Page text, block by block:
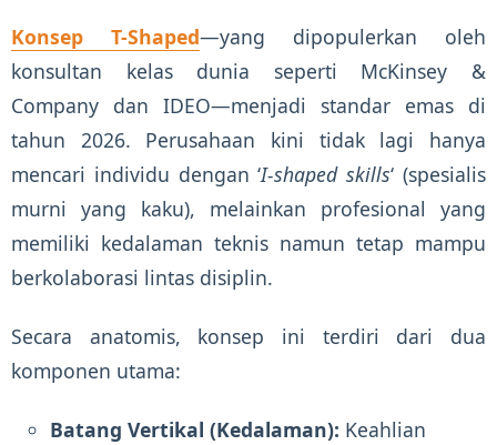
Konsep T-Shaped—yang dipopulerkan oleh
konsultan kelas dunia seperti McKinsey &
Company dan IDEO—menjadi standar emas di
tahun 2026. Perusahaan kini tidak lagi hanya
mencari individu dengan ‘I-shaped skills‘ (spesialis
murni yang kaku), melainkan profesional yang
memiliki kedalaman teknis namun tetap mampu
berkolaborasi lintas disiplin.
Secara anatomis, konsep ini terdiri dari dua
komponen utama:
Batang Vertikal (Kedalaman): Keahlian